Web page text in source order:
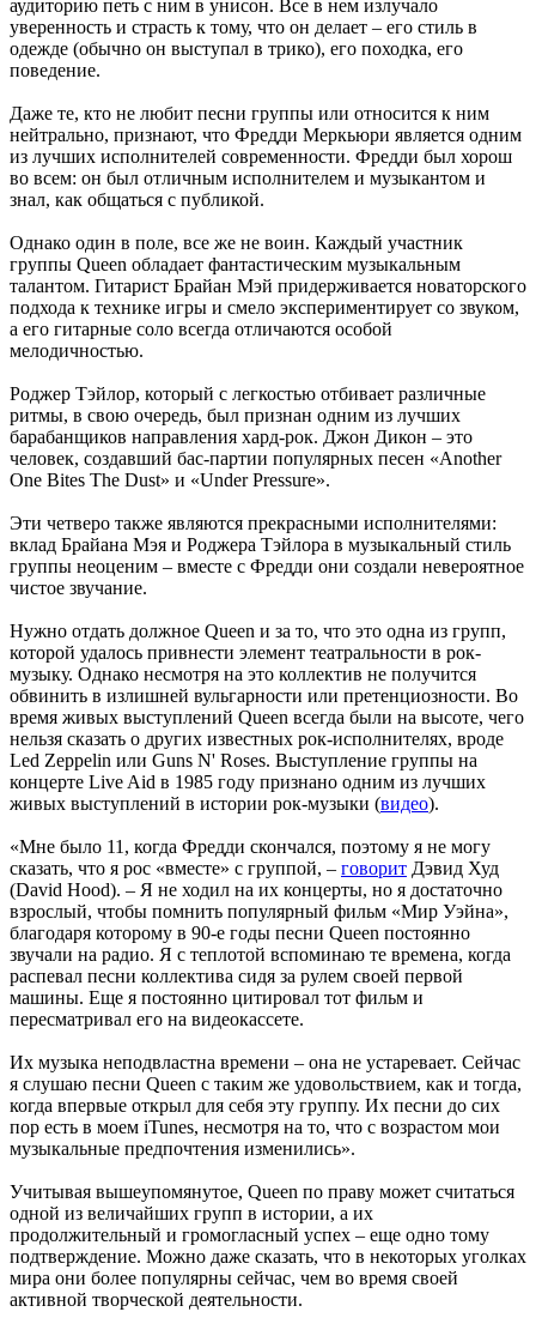
аудиторию петь с ним в унисон. Все в нем излучало
уверенность и страсть к тому, что он делает – его стиль в
одежде (обычно он выступал в трико), его походка, его
поведение.
Даже те, кто не любит песни группы или относится к ним
нейтрально, признают, что Фредди Меркьюри является одним
из лучших исполнителей современности. Фредди был хорош
во всем: он был отличным исполнителем и музыкантом и
знал, как общаться с публикой.
Однако один в поле, все же не воин. Каждый участник
группы Queen обладает фантастическим музыкальным
талантом. Гитарист Брайан Мэй придерживается новаторского
подхода к технике игры и смело экспериментирует со звуком,
а его гитарные соло всегда отличаются особой
мелодичностью.
Роджер Тэйлор, который с легкостью отбивает различные
ритмы, в свою очередь, был признан одним из лучших
барабанщиков направления хард-рок. Джон Дикон – это
человек, создавший бас-партии популярных песен «Another
One Bites The Dust» и «Under Pressure».
Эти четверо также являются прекрасными исполнителями:
вклад Брайана Мэя и Роджера Тэйлора в музыкальный стиль
группы неоценим – вместе с Фредди они создали невероятное
чистое звучание.
Нужно отдать должное Queen и за то, что это одна из групп,
которой удалось привнести элемент театральности в рок-
музыку. Однако несмотря на это коллектив не получится
обвинить в излишней вульгарности или претенциозности. Во
время живых выступлений Queen всегда были на высоте, чего
нельзя сказать о других известных рок-исполнителях, вроде
Led Zeppelin или Guns N' Roses. Выступление группы на
концерте Live Aid в 1985 году признано одним из лучших
живых выступлений в истории рок-музыки (видео).
«Мне было 11, когда Фредди скончался, поэтому я не могу
сказать, что я рос «вместе» с группой, – говорит Дэвид Худ
(David Hood). – Я не ходил на их концерты, но я достаточно
взрослый, чтобы помнить популярный фильм «Мир Уэйна»,
благодаря которому в 90-е годы песни Queen постоянно
звучали на радио. Я с теплотой вспоминаю те времена, когда
распевал песни коллектива сидя за рулем своей первой
машины. Еще я постоянно цитировал тот фильм и
пересматривал его на видеокассете.
Их музыка неподвластна времени – она не устаревает. Сейчас
я слушаю песни Queen с таким же удовольствием, как и тогда,
когда впервые открыл для себя эту группу. Их песни до сих
пор есть в моем iTunes, несмотря на то, что с возрастом мои
музыкальные предпочтения изменились».
Учитывая вышеупомянутое, Queen по праву может считаться
одной из величайших групп в истории, а их
продолжительный и громогласный успех – еще одно тому
подтверждение. Можно даже сказать, что в некоторых уголках
мира они более популярны сейчас, чем во время своей
активной творческой деятельности.